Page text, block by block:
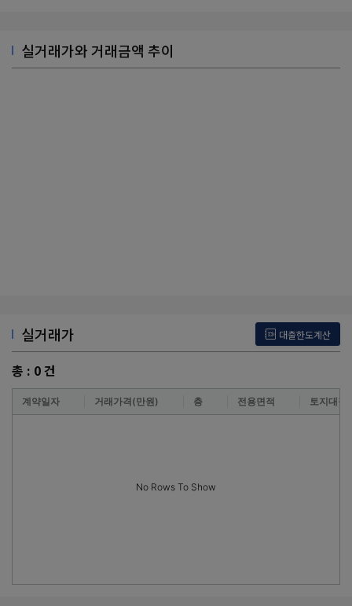
실거래가와 거래금액 추이
실거래가 대출한도계산
총 : 0건
계약일자 거래가격(만원) 층 전용면적 토지대장
No Rows To Show